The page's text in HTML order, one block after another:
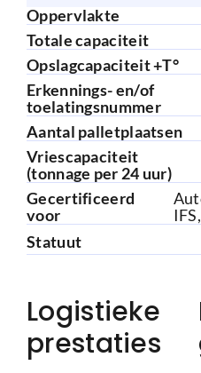
Oppervlakte
Totale capaciteit
Opslagcapaciteit +T°
Erkennings- en/of
toelatingsnummer
Aantal palletplaatsen
Vriescapaciteit
(tonnage per 24 uur)
Gecertificeerd
voor
Statuut
Logistieke
prestaties